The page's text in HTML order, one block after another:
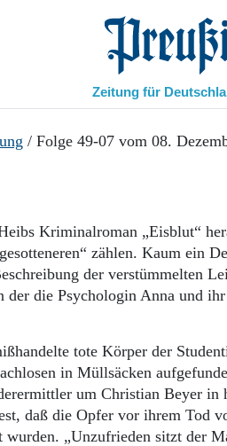
Preußische
Zeitung für
/ Folge 49-07 vom 08.
Kriminalroman „Eisblut“
zählen. Kaum ein
der verstümmelten
der die Psychologin Anna und
tote Körper der
in Müllsäcken
um Christian Beyer in
daß die Opfer vor ihrem Tod
„Unzufrieden sitzt der